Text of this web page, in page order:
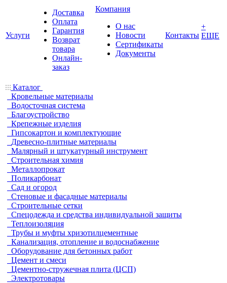
Услуги
Доставка
Оплата
Гарантия
Возврат
товара
Онлайн-
заказ
Компания
О нас
Новости
Сертификаты
Документы
Контакты
+
ЕЩЕ
Каталог
Кровельные материалы
Водосточная система
Благоустройство
Крепежные изделия
Гипсокартон и комплектующие
Древесно-плитные материалы
Малярный и штукатурный инструмент
Строительная химия
Металлопрокат
Поликарбонат
Сад и огород
Стеновые и фасадные материалы
Строительные сетки
Спецодежда и средства индивидуальной защиты
Теплоизоляция
Трубы и муфты хризотилцементные
Канализация, отопление и водоснабжение
Оборудование для бетонных работ
Цемент и смеси
Цементно-стружечная плита (ЦСП)
Электротовары